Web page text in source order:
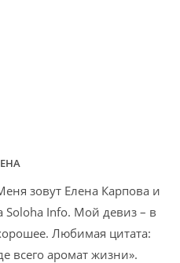
зовут Елена Карпова и
Soloha Info. Мой девиз – в
Любимая цитата:
всего аромат жизни».